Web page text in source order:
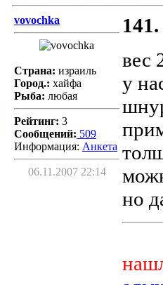
vovochka
Страна: израиль
Город.: хайфа
Рыба: любая
Рейтинг: 3
Сообщений: 509
Информация: Aнкета
06.11.2007 22:14
141.
вес
у
но